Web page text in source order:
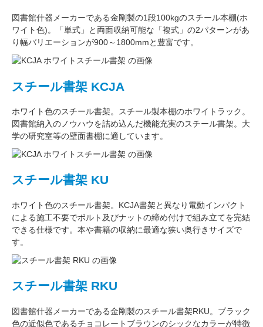
図書館什器メーカーである金剛製の1段100kgのスチール本棚(ホ
ワイト色)。
「単式」 と両面収納可能な 「複式」 の2パターンがあ
り幅バリエーションが900～1800mmと豊富です。
スチール書架 KCJA
ホワイト色のスチール書架。スチール製本棚のホワイトラック 。
図書館納入のノウハウを詰め込んだ機能充実のスチール書架。 大
学の研究室等の壁面書棚に適しています。
スチール書架 KU
ホワイト色のスチール書架。KCJA書架と異なり電動インパクト
による施工不要でボルト及びナットの締め付けで組み立てを完結
できる仕様です。本や書籍の収納に最適な狭い奥行きサイズで
す。
スチール書架 RKU
図書館什器メーカーである金剛製のスチール書架RKU。ブラック
色の近似色であるチョコレートブラウンのシックなカラーが特徴